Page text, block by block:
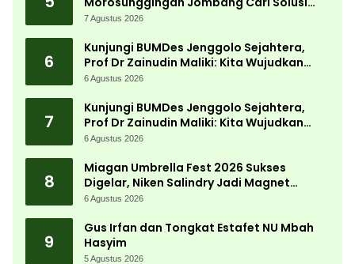
Lewat Kajian Akademik
7 Agustus 2026
6
Kunjungi BUMDes Jenggolo Sejahtera,
Prof Dr Zainudin Maliki: Kita Wujudkan
Kemandirian Ekonomi dengan Potensi
6 Agustus 2026
7
Kunjungi BUMDes Jenggolo Sejahtera,
Prof Dr Zainudin Maliki: Kita Wujudkan
Kemandirian Ekonomi dengan Potensi
6 Agustus 2026
8
Miagan Umbrella Fest 2026 Sukses
Digelar, Niken Salindry Jadi Magnet
Ribuan Pengunjung
6 Agustus 2026
9
Gus Irfan dan Tongkat Estafet NU Mbah
Hasyim
5 Agustus 2026